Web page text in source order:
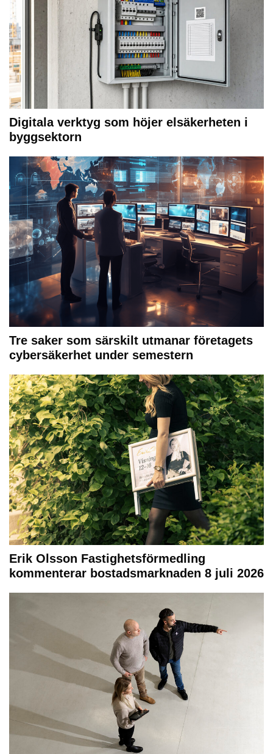
Digitala verktyg som höjer elsäkerheten i
byggsektorn
Tre saker som särskilt utmanar företagets
cybersäkerhet under semestern
Erik Olsson Fastighetsförmedling
kommenterar bostadsmarknaden 8 juli 2026